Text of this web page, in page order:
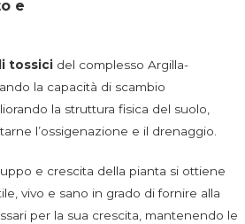
e
tossici del complesso Argilla-
la capacità di scambio
la struttura fisica del suolo,
l’ossigenazione e il drenaggio.
e crescita della pianta si ottiene
vivo e sano in grado di fornire alla
per la sua crescita, mantenendo le